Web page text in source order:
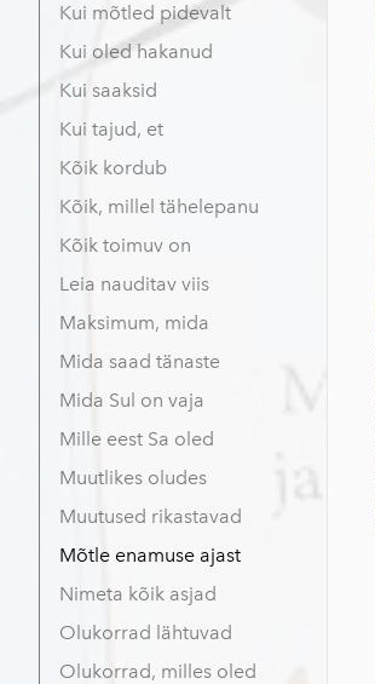
Kui mõtled pidevalt
Kui oled hakanud
Kui saaksid
Kui tajud, et
Kõik kordub
Kõik, millel tähelepanu
Kõik toimuv on
Leia nauditav viis
Maksimum, mida
Mida saad tänaste
Mida Sul on vaja
Mille eest Sa oled
Muutlikes oludes
Muutused rikastavad
Mõtle enamuse ajast
Nimeta kõik asjad
Olukorrad lähtuvad
Olukorrad, milles oled